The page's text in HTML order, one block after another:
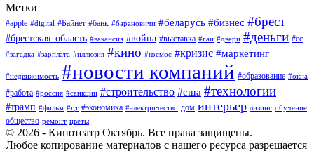
Метки
#apple #digital #Байнет #банк #барановичи #беларусь #бизнес #брест
#брестская_область #вакансия #война #выставка #гаи #двери #деньги #ес
#загадка #зарплата #иллюзия #кино #космос #кризис #маркетинг
#недвижимость #новости компаний #образование #окна
#работа #россия #санкции #строительство #сша #технологии
#трамп #фильм #цт #экономика #электричество дом интерьер лизинг обучение
общество ремонт цветы
© 2026 - Кинотеатр Октябрь. Все права защищены.
Любое копирование материалов с нашего ресурса разрешается